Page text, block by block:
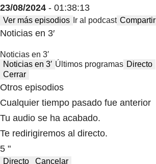
23/08/2024 - 01:38:13
Ver más episodios Ir al podcast Compartir
Noticias en 3′
Noticias en 3′
Noticias en 3′ Últimos programas Directo
Cerrar
Otros episodios
Cualquier tiempo pasado fue anterior
Tu audio se ha acabado.
Te redirigiremos al directo.
5 "
Directo Cancelar